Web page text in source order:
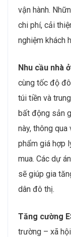
vận hành.
chi phí, cải
nghiệm khách
Nhu cầu nhà
cùng tốc độ
túi tiền và
bất động sản
này, thông
phẩm giá hợp
mua. Các dự
sẽ giúp gia
dân đô thị.
Tăng cường
trường – xã